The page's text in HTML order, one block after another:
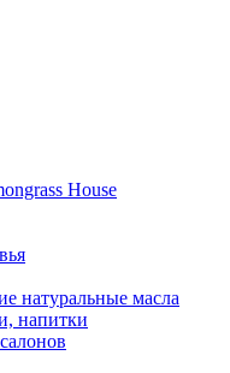
House
натуральные масла
напитки